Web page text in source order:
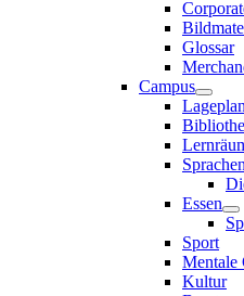
Glossar
Campus
Sprachen
Essen
Sport
Mentale
Kultur